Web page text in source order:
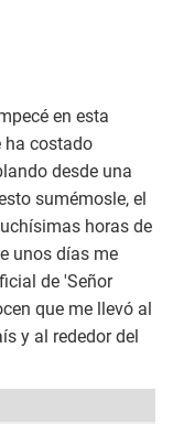
en esta
ha costado
desde una
sumémosle, el
horas de
unos días me
de 'Señor
que me llevó al
y al rededor del